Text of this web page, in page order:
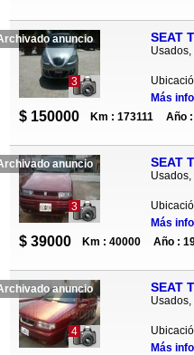
anuncio
3
Más
$ 150000 Km : 173111
Año
anuncio
3
SEAT
Usados,
Más
$ 39000 Km : 40000
Año :
anuncio
4
SEAT
Más